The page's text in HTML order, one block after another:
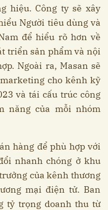
hiệu. Công ty sẽ xây
Người tiêu dùng và
để hiểu rõ hơn về
triển sản phẩm và nội
Ngoài ra, Masan sẽ
cho kênh kỹ
và tái cấu trúc công
năng của mỗi nhóm
hàng để phù hợp với
nhanh chóng ở khu
của kênh thương
mại điện tử. Ban
tỷ trọng doanh thu từ